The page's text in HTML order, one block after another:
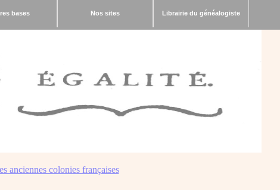
bases Nos sites Librairie du généalogiste
anciennes colonies françaises